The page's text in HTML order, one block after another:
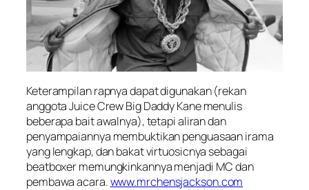
Keterampilan rapnya dapat digunakan (rekan
anggota Juice Crew Big Daddy Kane menulis
beberapa bait awalnya), tetapi aliran dan
penyampaiannya membuktikan penguasaan irama
yang lengkap, dan bakat virtuosicnya sebagai
beatboxer memungkinkannya menjadi MC dan
pembawa acara.www.mrchensjackson.com